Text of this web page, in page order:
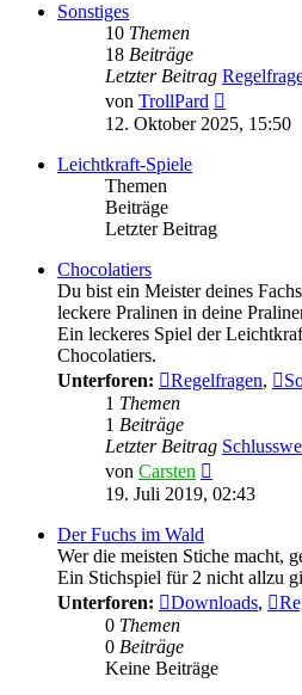
Sonstiges
10 Themen
18 Beiträge
Letzter Beitrag
von TrollPard
Beitrag
12. Oktober 2025, 15:50
Leichtkraft-Spiele
Themen
Beiträge
Letzter Beitrag
Chocolatiers
Du bist ein Meister deines
leckere Pralinen in deine
Ein leckeres Spiel der
Chocolatiers.
Unterforen:
Regelfragen,
1 Themen
1 Beiträge
Letzter Beitrag
von Carsten
Beitrag
19. Juli 2019, 02:43
Der Fuchs im Wald
Wer die meisten Stiche macht,
Ein Stichspiel für 2 nicht allzu
Unterforen:
Downloads,
0 Themen
0 Beiträge
Keine Beiträge